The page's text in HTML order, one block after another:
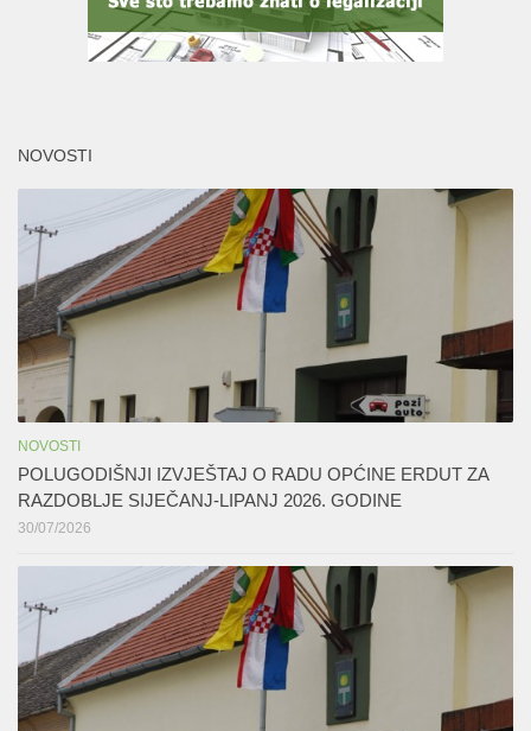
NOVOSTI
NOVOSTI
POLUGODIŠNJI IZVJEŠTAJ O RADU OPĆINE ERDUT ZA
RAZDOBLJE SIJEČANJ-LIPANJ 2026. GODINE
30/07/2026